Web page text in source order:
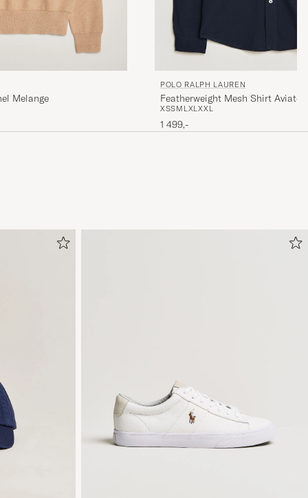
Melange
POLO RALPH LAUREN
Featherweight Mesh Shirt Aviator
XSSM L XLXXL
1 499,-